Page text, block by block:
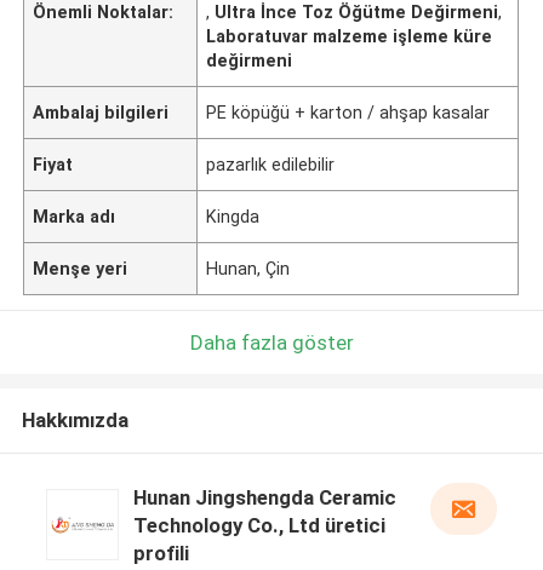
Önemli Noktalar:
, Ultra İnce Toz Öğütme Değirmeni,
Laboratuvar malzeme işleme küre
değirmeni
Ambalaj bilgileri PE köpüğü + karton / ahşap kasalar
Fiyat pazarlık edilebilir
Marka adı Kingda
Menşe yeri Hunan, Çin
Daha fazla göster
Hakkımızda
Hunan Jingshengda Ceramic
Technology Co., Ltd üretici
profili